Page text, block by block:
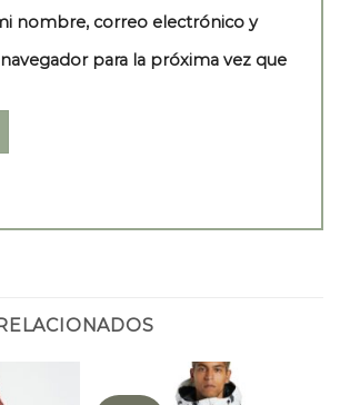
nombre, correo electrónico y
para la próxima vez que